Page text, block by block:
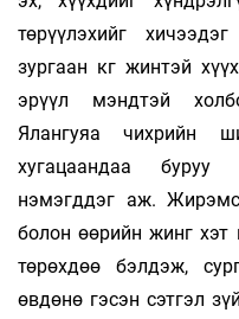
төрүүлэхийг
зургаан кг жинтэй
эрүүл мэндтэй
Ялангуяа чихрийн
хугацаандаа
нэмэгддэг аж.
болон өөрийн жинг хэт
төрөхдөө бэлдэж,
өвдөнө гэсэн сэтгэл